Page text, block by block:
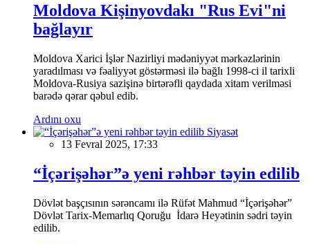
Moldova Kişinyovdakı "Rus Evi"ni
bağlayır
Moldova Xarici İşlər Nazirliyi mədəniyyət mərkəzlərinin
yaradılması və fəaliyyət göstərməsi ilə bağlı 1998-ci il tarixli
Moldova-Rusiya sazişinə birtərəfli qaydada xitam verilməsi
barədə qərar qəbul edib.
Ardını oxu
Siyasət
13 Fevral 2025, 17:33
“İçərişəhər”ə yeni rəhbər təyin edilib
Dövlət başçısının sərəncamı ilə Rüfət Mahmud “İçərişəhər”
Dövlət Tarix-Memarlıq Qoruğu İdarə Heyətinin sədri təyin
edilib.